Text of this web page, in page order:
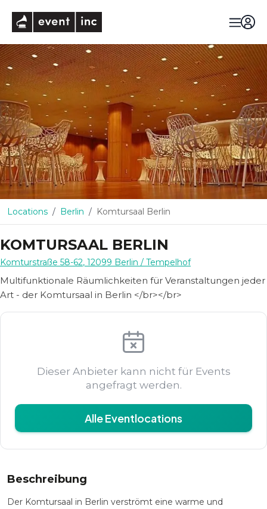
Locations Berlin Komtursaal Berlin
KOMTURSAAL BERLIN
Komturstraße 58-62, 12099 Berlin / Tempelhof
Multifunktionale Räumlichkeiten für Veranstaltungen jeder
Art - der Komtursaal in Berlin </br></br>
Dieser Anbieter kann nicht für Events
angefragt werden.
Alle Eventlocations
Beschreibung
Der Komtursaal in Berlin verströmt eine warme und